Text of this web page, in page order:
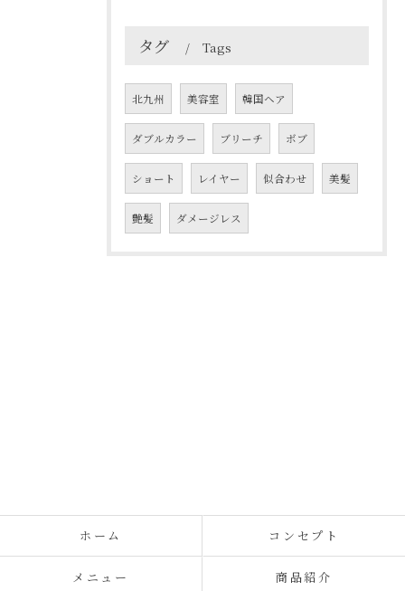
タグ Tags
北九州 美容室 韓国ヘア
ダブルカラー ブリーチ ボブ
ショート レイヤー 似合わせ 美髪
艶髪 ダメージレス
ホーム コンセプト
メニュー 商品紹介